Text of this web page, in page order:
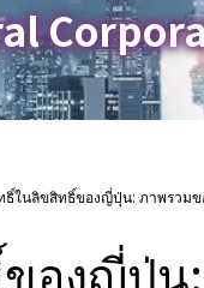
ธิ์ในลิขสิทธิ์ของญี่ปุ่น: ภาพรวม
องญี่ปุ่น